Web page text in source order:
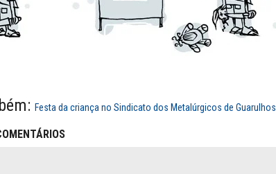
Festa da criança no Sindicato dos Metalúrgicos de Guarulhos